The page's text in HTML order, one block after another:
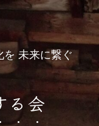
未来に繋ぐ
る会